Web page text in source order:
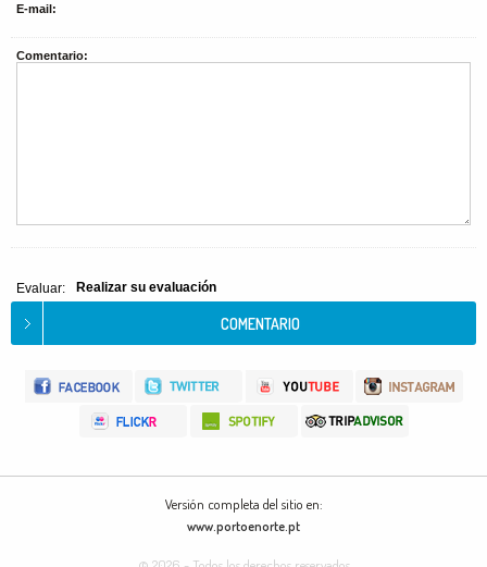
E-mail:
Comentario:
Evaluar: Realizar su evaluación
Versión completa del sitio en:
www.portoenorte.pt